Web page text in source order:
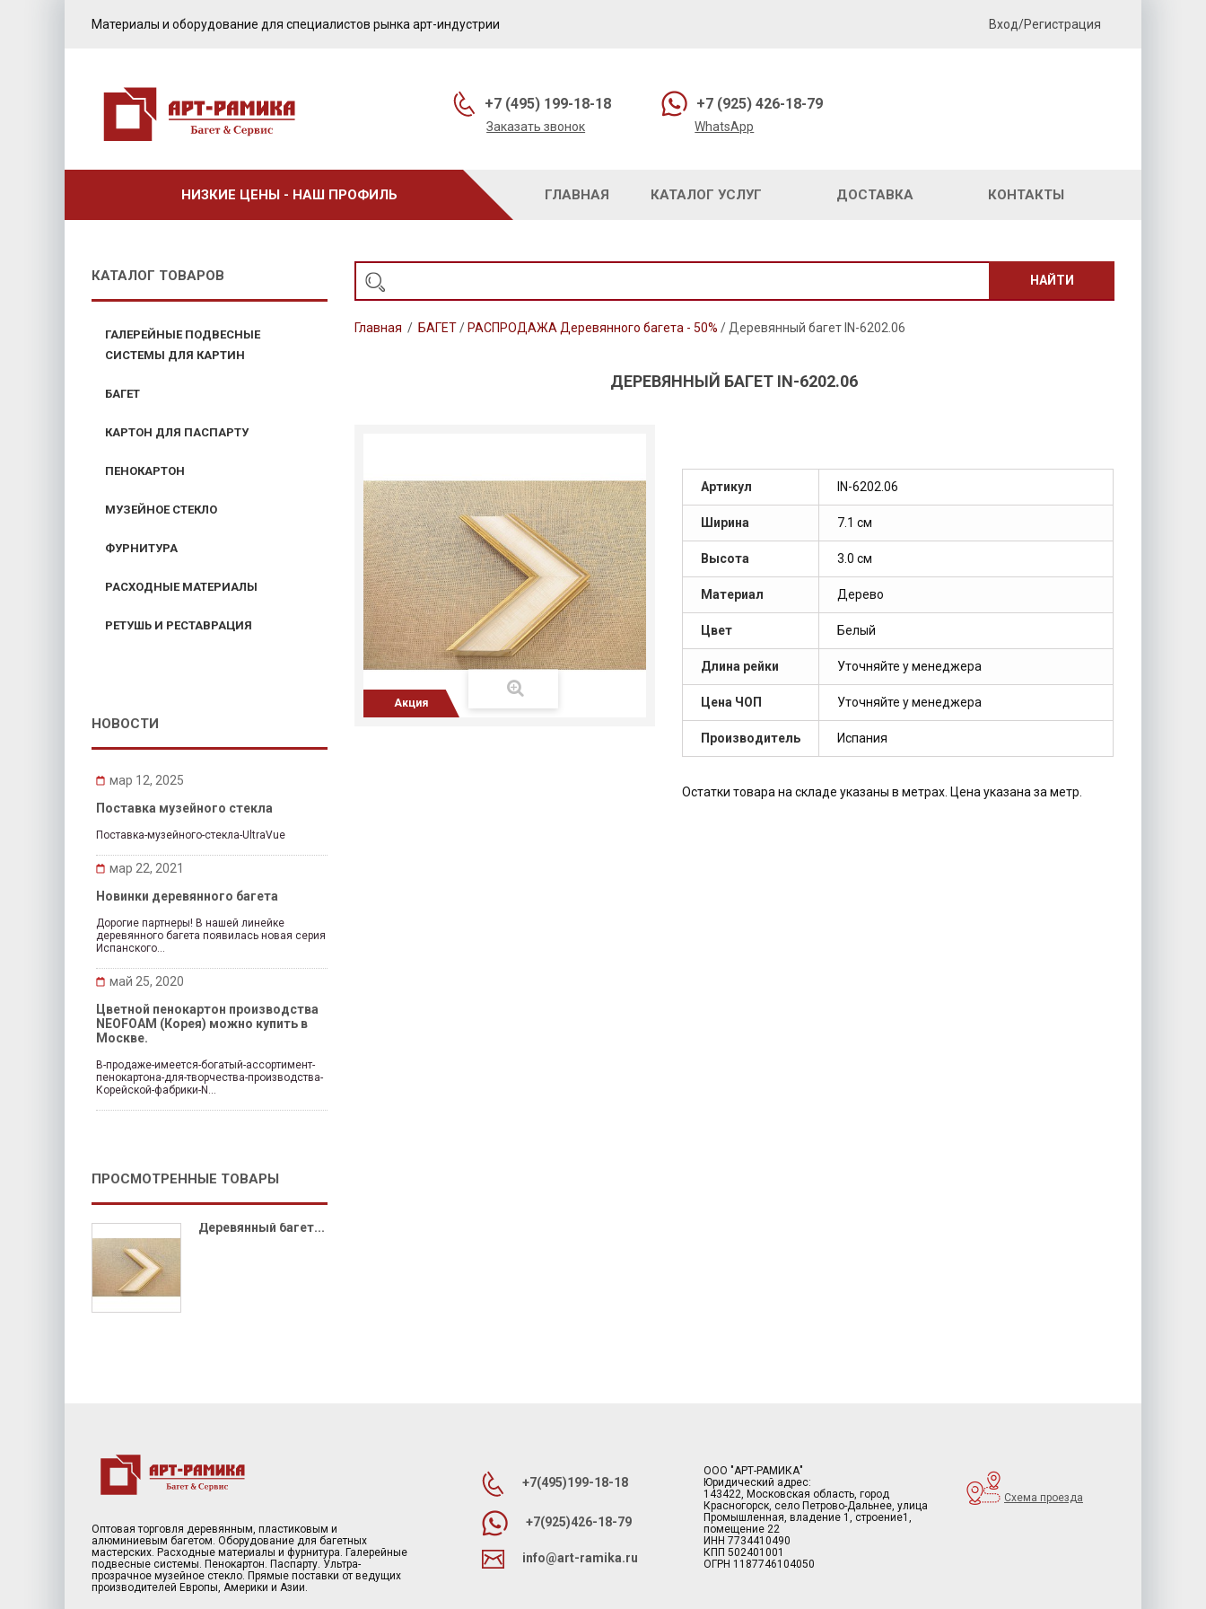
Материалы и оборудование для специалистов рынка арт-индустрии Вход/Регистрация
+7 (495) 199-18-18
Заказать звонок
+7 (925) 426-18-79
WhatsApp
НИЗКИЕ ЦЕНЫ - НАШ ПРОФИЛЬ ГЛАВНАЯ КАТАЛОГ УСЛУГ ДОСТАВКА КОНТАКТЫ
КАТАЛОГ ТОВАРОВ
ГАЛЕРЕЙНЫЕ ПОДВЕСНЫЕ
СИСТЕМЫ ДЛЯ КАРТИН
БАГЕТ
КАРТОН ДЛЯ ПАСПАРТУ
ПЕНОКАРТОН
МУЗЕЙНОЕ СТЕКЛО
ФУРНИТУРА
РАСХОДНЫЕ МАТЕРИАЛЫ
РЕТУШЬ И РЕСТАВРАЦИЯ
НОВОСТИ
мар 12, 2025
Поставка музейного стекла
Поставка-музейного-стекла-UltraVue
мар 22, 2021
Новинки деревянного багета
Дорогие партнеры! В нашей линейке
деревянного багета появилась новая серия
Испанского...
май 25, 2020
Цветной пенокартон производства
NEOFOAM (Корея) можно купить в
Москве.
В-продаже-имеется-богатый-ассортимент-
пенокартона-для-творчества-производства-
Корейской-фабрики-N...
ПРОСМОТРЕННЫЕ ТОВАРЫ
Деревянный багет...
НАЙТИ
Главная / БАГЕТ / РАСПРОДАЖА Деревянного багета - 50% / Деревянный багет IN-6202.06
ДЕРЕВЯННЫЙ БАГЕТ IN-6202.06
Акция
Артикул IN-6202.06
Ширина 7.1 см
Высота 3.0 см
Материал Дерево
Цвет Белый
Длина рейки Уточняйте у менеджера
Цена ЧОП Уточняйте у менеджера
Производитель Испания
Остатки товара на складе указаны в метрах. Цена указана за метр.
Оптовая торговля деревянным, пластиковым и
алюминиевым багетом. Оборудование для багетных
мастерских. Расходные материалы и фурнитура. Галерейные
подвесные системы. Пенокартон. Паспарту. Ультра-
прозрачное музейное стекло. Прямые поставки от ведущих
производителей Европы, Америки и Азии.
+7(495)199-18-18
+7(925)426-18-79
info@art-ramika.ru
ООО "АРТ-РАМИКА"
Юридический адрес:
143422, Московская область, город
Красногорск, село Петрово-Дальнее, улица
Промышленная, владение 1, строение1,
помещение 22
ИНН 7734410490
КПП 502401001
ОГРН 1187746104050
Схема проезда